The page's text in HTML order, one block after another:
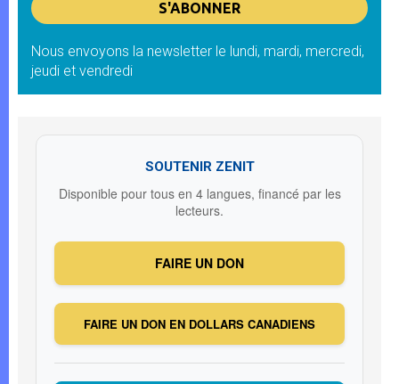
Nous envoyons la newsletter le lundi, mardi, mercredi,
jeudi et vendredi
SOUTENIR ZENIT
Disponible pour tous en 4 langues, financé par les
lecteurs.
FAIRE UN DON
FAIRE UN DON EN DOLLARS CANADIENS